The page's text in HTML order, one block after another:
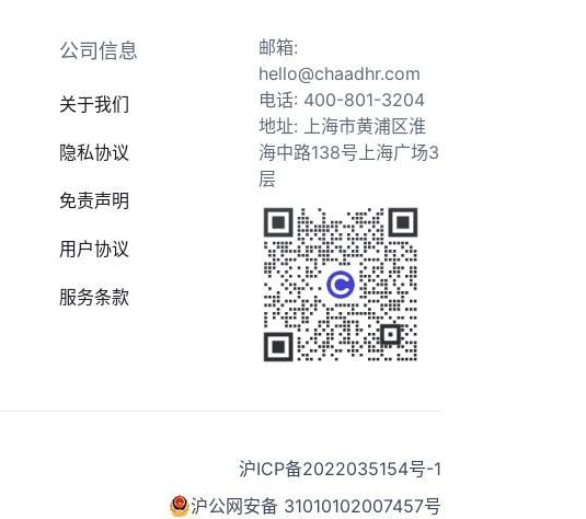
公司信息
关于我们
隐私协议
免责声明
用户协议
服务条款
邮箱:
hello@chaadhr.com
电话: 400-801-3204
地址: 上海市黄浦区淮
海中路138号上海广场3
层
沪ICP备2022035154号-1
沪公网安备 31010102007457号